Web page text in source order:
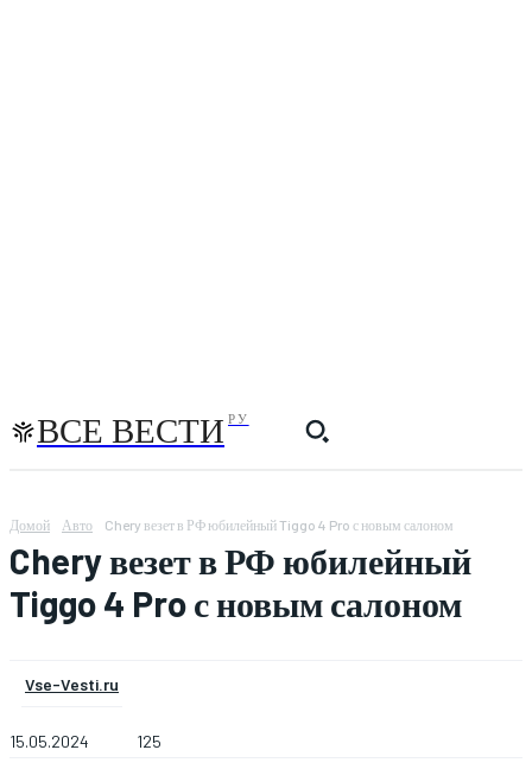
ВСЕ ВЕСТИ РУ
Домой Авто Chery везет в РФ юбилейный Tiggo 4 Pro с новым салоном
Chery везет в РФ юбилейный
Tiggo 4 Pro с новым салоном
Vse-Vesti.ru
15.05.2024 125